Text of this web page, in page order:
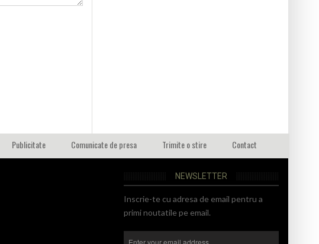
Publicitate Comunicate de presa Trimite o stire Contact
NEWSLETTER
Inscrie-te cu adresa de email pentru a
primi noutatile pe email.